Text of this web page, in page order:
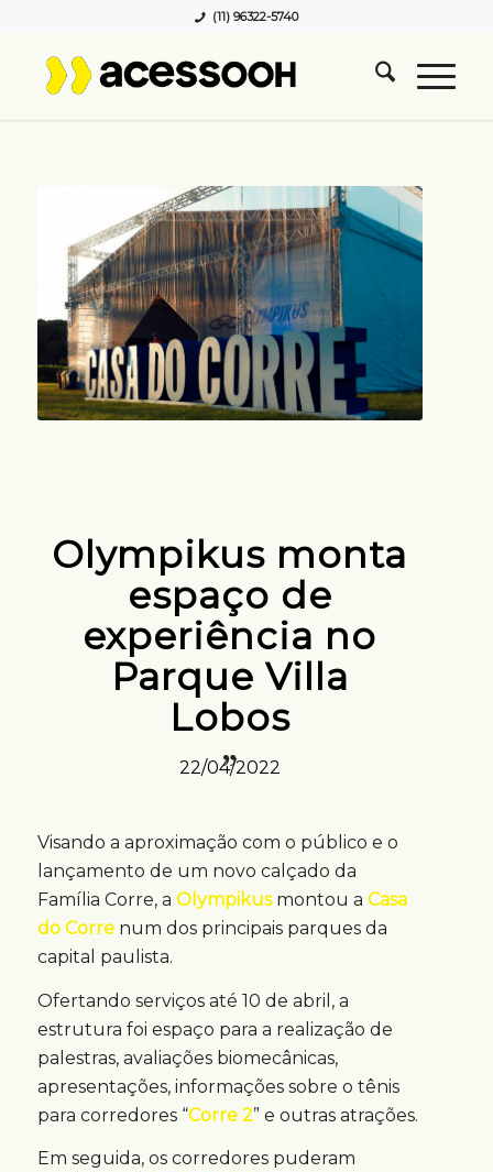
(11) 96322-5740
Olympikus monta
espaço de
experiência no
Parque Villa
Lobos
22/04/2022
Visando a aproximação com o público e o
lançamento de um novo calçado da
Família Corre, a Olympikusmontou a Casa
do Correnum dos principais parques da
capital paulista.
Ofertando serviços até 10 de abril, a
estrutura foi espaço para a realização de
palestras, avaliações biomecânicas,
apresentações, informações sobre o tênis
para corredores “Corre 2” e outras atrações.
Em seguida, os corredores puderam